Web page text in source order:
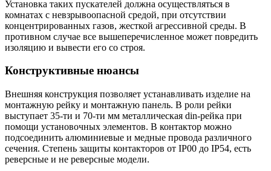
Установка таких пускателей должна осуществляться в
комнатах с невзрывоопасной средой, при отсутствии
концентрированных газов, жесткой агрессивной среды. В
противном случае все вышеперечисленное может повредить
изоляцию и вывести его со строя.
Конструктивные нюансы
Внешняя конструкция позволяет устанавливать изделие на
монтажную рейку и монтажную панель. В роли рейки
выступает 35-ти и 70-ти мм металлическая din-рейка при
помощи установочных элементов. В контактор можно
подсоединить алюминиевые и медные провода различного
сечения. Степень защиты контакторов от IP00 до IP54, есть
реверсные и не реверсные модели.